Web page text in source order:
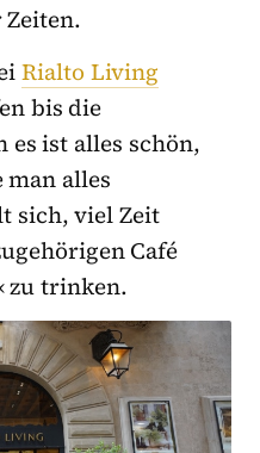
Zeiten.
Rialto Living
bis die
ist alles schön,
alles
sich, viel Zeit
Café
zu trinken.